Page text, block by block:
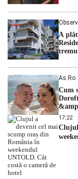
A
As.ro
Cum
17:22
Clujul